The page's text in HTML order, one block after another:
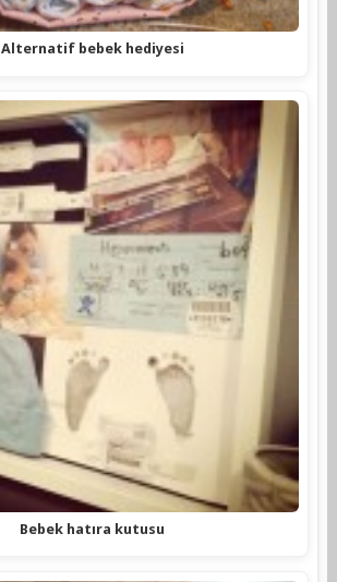
Alternatif bebek hediyesi
Bebek hatıra kutusu